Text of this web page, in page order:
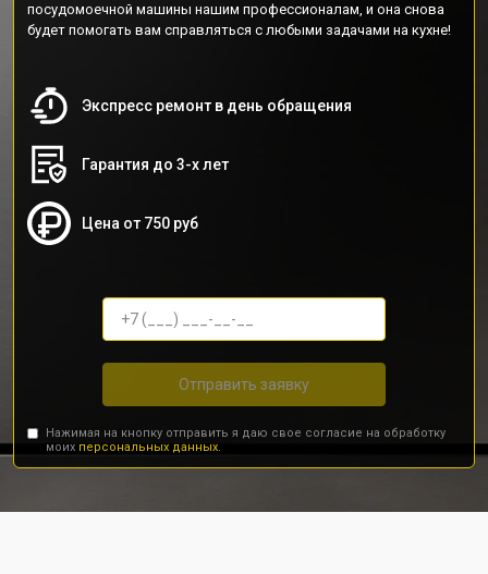
посудомоечной машины нашим профессионалам, и она снова
будет помогать вам справляться с любыми задачами на кухне!
Экспресс ремонт в день обращения
Гарантия до 3-х лет
Цена от 750 руб
Отправить заявку
Нажимая на кнопку отправить я даю свое согласие на обработку
моих персональных данных.